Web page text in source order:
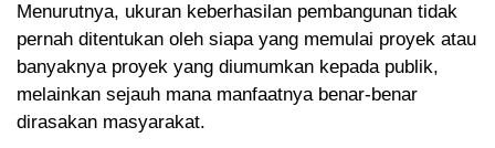
Menurutnya, ukuran keberhasilan pembangunan tidak
pernah ditentukan oleh siapa yang memulai proyek atau
banyaknya proyek yang diumumkan kepada publik,
melainkan sejauh mana manfaatnya benar-benar
dirasakan masyarakat.